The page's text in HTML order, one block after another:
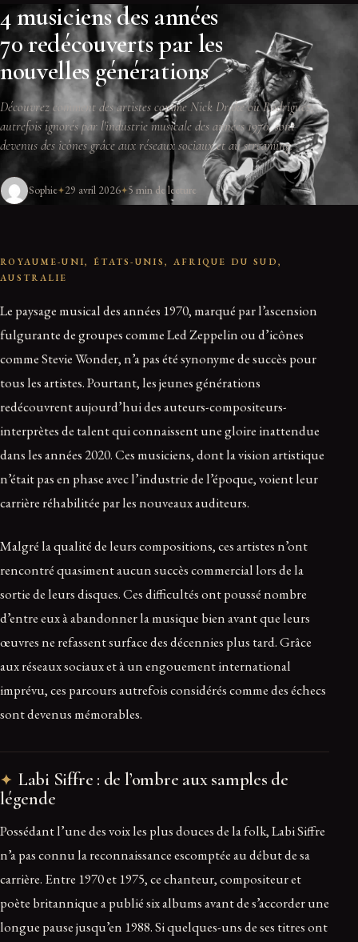
4 musiciens des années
70 redécouverts par les
nouvelles générations
Découvrez comment des artistes comme Nick Drake ou Rodriguez,
autrefois ignorés par l'industrie musicale des années 1970, sont
devenus des icônes grâce aux réseaux sociaux et au streaming.
Sophie 29 avril 2026 5 min de lecture
ROYAUME-UNI, ÉTATS-UNIS, AFRIQUE DU SUD,
AUSTRALIE
Le paysage musical des années 1970, marqué par l’ascension
fulgurante de groupes comme Led Zeppelin ou d’icônes
comme Stevie Wonder, n’a pas été synonyme de succès pour
tous les artistes. Pourtant, les jeunes générations
redécouvrent aujourd’hui des auteurs-compositeurs-
interprètes de talent qui connaissent une gloire inattendue
dans les années 2020. Ces musiciens, dont la vision artistique
n’était pas en phase avec l’industrie de l’époque, voient leur
carrière réhabilitée par les nouveaux auditeurs.
Malgré la qualité de leurs compositions, ces artistes n’ont
rencontré quasiment aucun succès commercial lors de la
sortie de leurs disques. Ces difficultés ont poussé nombre
d’entre eux à abandonner la musique bien avant que leurs
œuvres ne refassent surface des décennies plus tard. Grâce
aux réseaux sociaux et à un engouement international
imprévu, ces parcours autrefois considérés comme des échecs
sont devenus mémorables.
Labi Siffre : de l’ombre aux samples de
légende
Possédant l’une des voix les plus douces de la folk, Labi Siffre
n’a pas connu la reconnaissance escomptée au début de sa
carrière. Entre 1970 et 1975, ce chanteur, compositeur et
poète britannique a publié six albums avant de s’accorder une
longue pause jusqu’en 1988. Si quelques-uns de ses titres ont